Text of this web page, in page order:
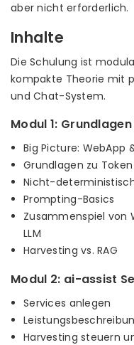
aber nicht erforderlich.
Inhalte
Die Schulung ist
kompakte Theorie mit
und Chat-System.
Modul 1:
Big Picture: WebApp
Grundlagen zu
Nicht-
Prompting-Basics
Zusammenspiel von
LLM
Harvesting vs. RAG
Modul 2: ai-assist
Services anlegen
Harvesting steuern